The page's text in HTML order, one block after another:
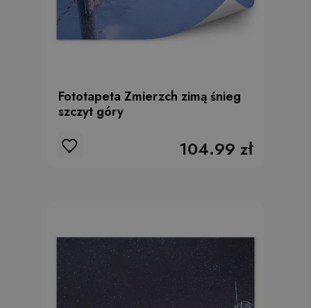
Fototapeta Zmierzch zimą śnieg
szczyt góry
104.99 zł